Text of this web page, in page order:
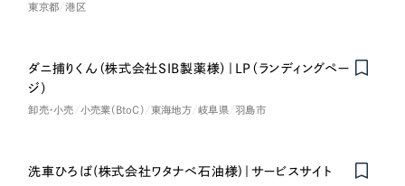
東京都
港区
ダニ捕りくん（株式会社SIB製薬様）｜LP（ランディングペー
ジ）
卸売・小売 小売業（BtoC） 東海地方 岐阜県 羽島市
洗車ひろば(株式会社ワタナベ石油様)｜サービスサイト